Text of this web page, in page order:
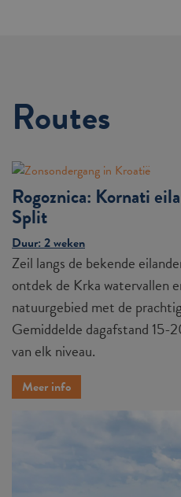
Routes
Rogoznica: Kornati
Split
Duur: 2 weken
Zeil langs de bekende
ontdek de Krka watervallen
natuurgebied met de
Gemiddelde dagafstand
van elk niveau.
Meer info